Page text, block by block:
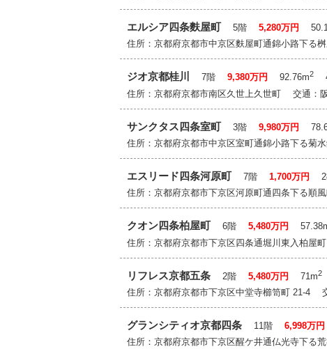
エルシア四条麩屋町 5階 5,280万円
住所：京都府京都市中京区麩屋町通錦小路下
ジオ京都桂川 7階 9,380万円 92.76m2
住所：京都府京都市南区久世上久世町 交通：
サンクタス四条室町 3階 9,980万円
住所：京都府京都市中京区室町通錦小路下る
エスリード四条河原町 7階 1,700万円
住所：京都府京都市下京区河原町通四条下る
クオン四条柏屋町 6階 5,480万円
住所：京都府京都市下京区四条通堀川東入柏
リフレス京都五条 2階 5,480万円 71m2
住所：京都府京都市下京区中堂寺櫛笥町 21-4
グランシティオ京都四条 11階 6,998万円
住所：京都府京都市下京区醒ケ井通仏光寺下